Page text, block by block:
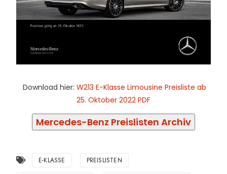
Download hier: W213 E-Klasse Limousine Preisliste ab
25. Oktober 2022 PDF
Mercedes-Benz Preislisten Archiv
E-KLASSE PREISLISTEN